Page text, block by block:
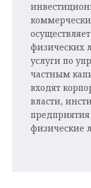
физических
услуги по
частным
входят
власти,
физические